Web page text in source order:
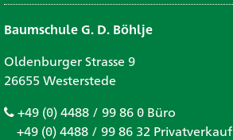
Baumschule G. D. Böhlje
Oldenburger Strasse 9
26655 Westerstede
+49 (0) 4488 / 99 86 0 Büro
+49 (0) 4488 / 99 86 32 Privatverkauf